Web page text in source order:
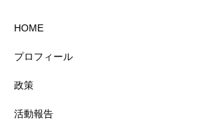
HOME
プロフィール
政策
活動報告